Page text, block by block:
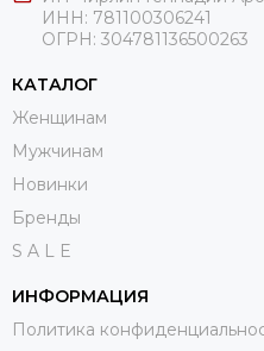
ИНН: 781100306241
ОГРН: 304781136500263
КАТАЛОГ
Женщинам
Мужчинам
Новинки
Бренды
S A L E
ИНФОРМАЦИЯ
Политика